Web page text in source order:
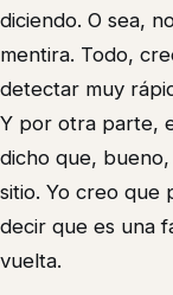
diciendo. O sea,
mentira. Todo,
detectar muy
Y por otra parte,
dicho que,
sitio. Yo creo que
decir que es una
vuelta.